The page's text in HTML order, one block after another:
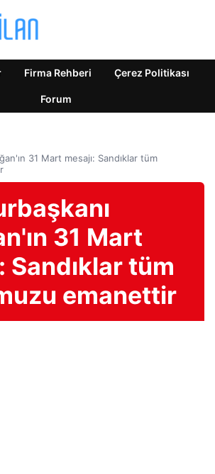
Firma Rehberi Çerez Politikası
Forum
31 Mart mesajı: Sandıklar tüm
31 Mart
Sandıklar tüm
emanettir